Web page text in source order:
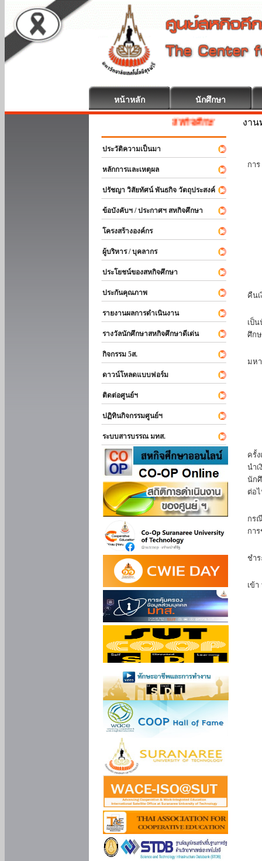
หน้าหลัก นักศึกษา
สหกิจศึกษา ยินดีต้อนรับ
ประวัติความเป็นมา
หลักการและเหตุผล
ปรัชญา วิสัยทัศน์ พันธกิจ วัตถุประสงค์
ข้อบังคับฯ / ประกาศฯ สหกิจศึกษา
โครงสร้างองค์กร
ผู้บริหาร / บุคลากร
ประโยชน์ของสหกิจศึกษา
ประกันคุณภาพ
รายงานผลการดำเนินงาน
รางวัลนักศึกษาสหกิจศึกษาดีเด่น
กิจกรรม 5ส.
ดาวน์โหลดแบบฟอร์ม
ติดต่อศูนย์ฯ
ปฏิทินกิจกรรมศูนย์ฯ
ระบบสารบรรณ มทส.
งา
กา
คืน
เป็
ศึก
มห
ครั้
นำ
นัก
ต่อ
กร
กา
ชำ
เข้